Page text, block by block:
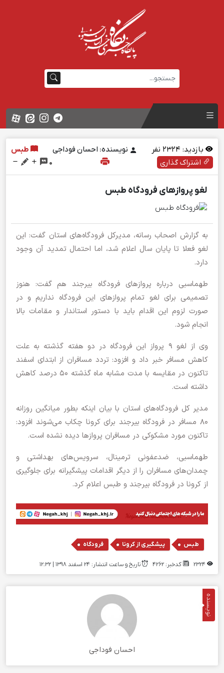
بازدید: نفر نویسنده: احسان فوداجی
طبس
اشتراک گذاری
0
لغو پرواز‌های فرودگاه طبس
به گزارش اصحاب رسانه، مدیرکل فرودگاه‌های استان گفت: این
لغو فعلا تا پایان سال اعلام شد، اما احتمال تمدید آن وجود
دارد.
طهماسبی درباره پرواز‌های فرودگاه بیرجند هم گفت: هنوز
تصمیمی برای لغو تمام پرواز‌های این فرودگاه نداریم و در
صورت لزوم این اقدام باید با دستور استاندار و مقامات بالا
انجام شود.
وی از لغو ۹ پرواز این فرودگاه در دو هفته گذشته به علت
کاهش مسافر خبر داد و افزود: تردد مسافران از ابتدای اسفند
تاکنون در مقایسه با مدت مشابه ماه گذشته ۵۰ درصد کاهش
داشته است.
مدیر کل فرودگاه‌های استان با بیان اینکه بطور میانگین روزانه
۸۰ مسافر در فرودگاه بیرجند برای کرونا چکاب می‌شوند افزود:
تاکنون مورد مشکوکی در مسافران پرواز‌ها دیده نشده است.
طهماسبی، ضدعفونی ترمینال، سرویس‌های بهداشتی و
چمدان‌های مسافران را از دیگر اقدامات پیشگیرانه برای جلوگیری
از کرونا در فرودگاه بیرجند و طبس اعلام کرد.
طبس , پیشگیری از کرونا , فرودگاه
کدخبر: 4262 تاریخ و ساعت انتشار: ۲۴ اسفند ۱۳۹۸ | 12:32
نویسنده
احسان فوداجی